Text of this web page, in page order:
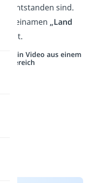
entstanden sind.
Beinamen „Land
ein Video aus einem
Bereich